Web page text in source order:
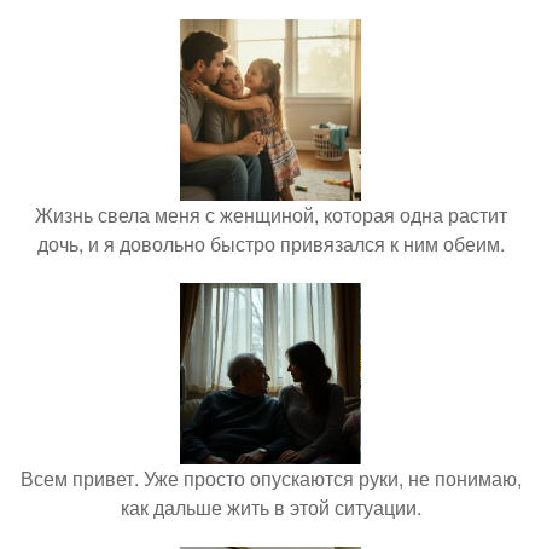
Жизнь свела меня с женщиной, которая одна растит
дочь, и я довольно быстро привязался к ним обеим.
Всем привет. Уже просто опускаются руки, не понимаю,
как дальше жить в этой ситуации.